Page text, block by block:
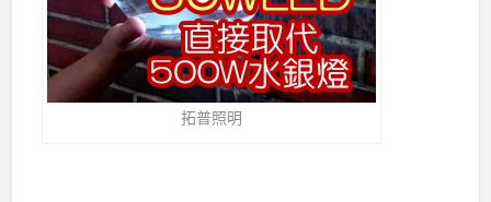
拓普照明